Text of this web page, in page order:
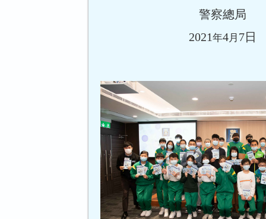
警察總局
2021年4月 7日